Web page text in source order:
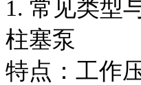
1. 常见类型
柱塞泵
特点：工作